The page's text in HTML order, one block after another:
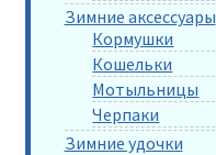
Зимние аксессуары
Кормушки
Кошельки
Мотыльницы
Черпаки
Зимние удочки